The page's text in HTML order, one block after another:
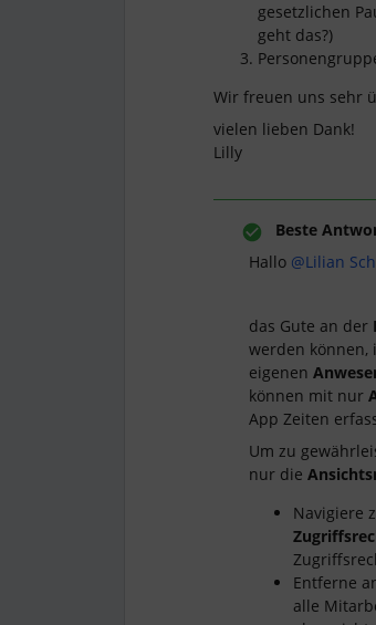
gesetzlichen
geht das?)
Wir freuen uns sehr
vielen lieben Dank!
Lilly
Beste
Hallo ​ @Lilian
das Gute an der
werden
eigenen
können mit nur
App Zeiten
Um zu
nur die
Navigiere
Entferne
alle